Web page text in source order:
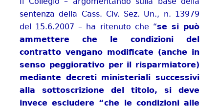
sentenza della Cass. Civ. Sez. Un., n. 13979
del 15.6.2007 – ha ritenuto che “se si può
ammettere che le condizioni del
contratto vengano modificate (anche in
senso peggiorativo per il risparmiatore)
mediante decreti ministeriali successivi
alla sottoscrizione del titolo, si deve
invece escludere “che le condizioni alle